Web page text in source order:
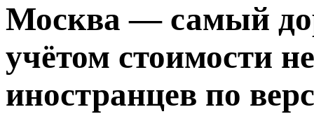
Москва — самый
учётом стоимости
иностранцев по